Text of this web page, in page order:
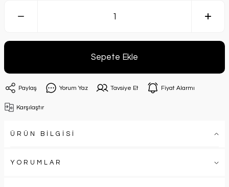
Sepete Ekle
Paylaş Yorum Yaz Tavsiye Et Fiyat Alarmı
Karşılaştır
ÜRÜN BİLGİSİ
YORUMLAR